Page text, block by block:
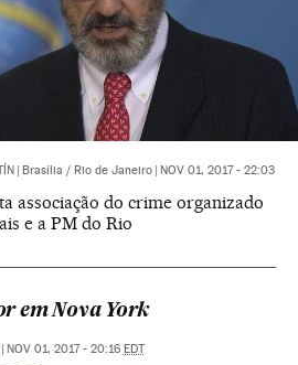
Brasília / Rio de Janeiro
NOV 01, 2017 - 22:03
associação do crime organizado
e a PM do Rio
em Nova York
NOV 01, 2017 - 20:16 EDT